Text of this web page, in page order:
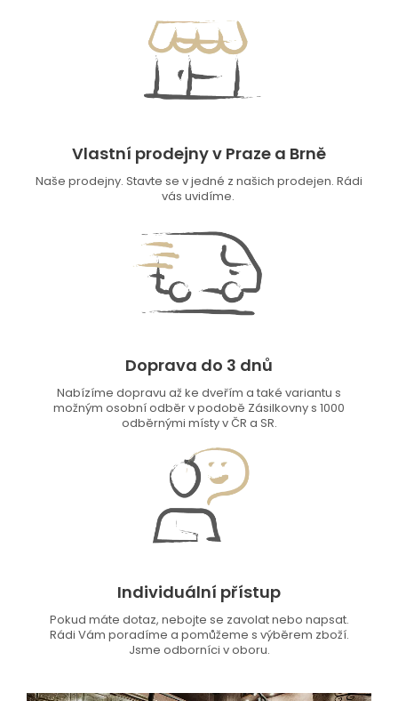
Vlastní prodejny v Praze a Brně
Naše prodejny. Stavte se v jedné z našich prodejen. Rádi
vás uvidíme.
Doprava do 3 dnů
Nabízíme dopravu až ke dveřím a také variantu s
možným osobní odběr v podobě Zásilkovny s 1000
odběrnými místy v ČR a SR.
Individuální přístup
Pokud máte dotaz, nebojte se zavolat nebo napsat.
Rádi Vám poradíme a pomůžeme s výběrem zboží.
Jsme odborníci v oboru.